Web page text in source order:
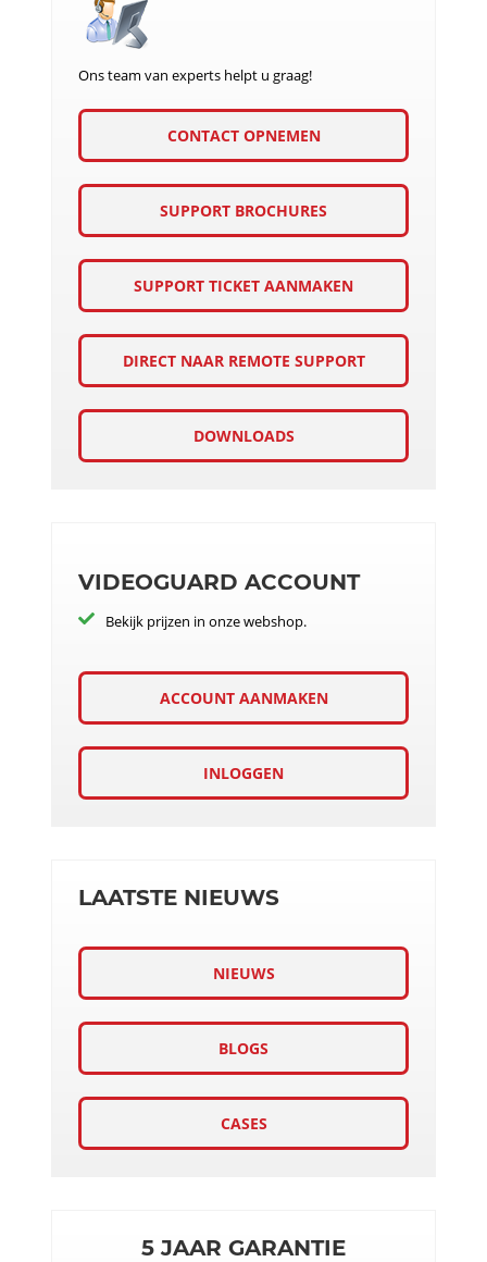
Ons team van experts helpt u graag!
CONTACT OPNEMEN
SUPPORT BROCHURES
SUPPORT TICKET AANMAKEN
DIRECT NAAR REMOTE SUPPORT
DOWNLOADS
VIDEOGUARD ACCOUNT
Bekijk prijzen in onze webshop.
ACCOUNT AANMAKEN
INLOGGEN
LAATSTE NIEUWS
NIEUWS
BLOGS
CASES
5 JAAR GARANTIE